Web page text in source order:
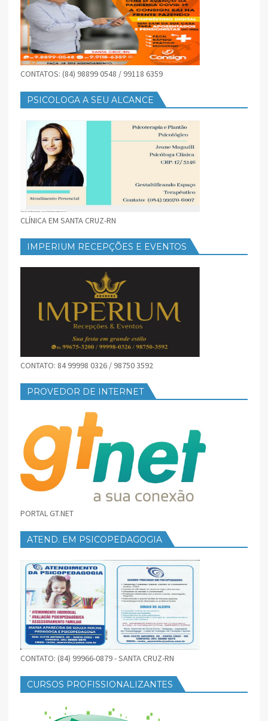
CONTATOS: (84) 98899 0548 / 99118 6359
PSICOLOGA A SEU ALCANCE
CLÍNICA EM SANTA CRUZ-RN
IMPERIUM RECEPÇÕES E EVENTOS
CONTATO: 84 99998 0326 / 98750 3592
PROVEDOR DE INTERNET
PORTAL GT.NET
ATEND. EM PSICOPEDAGOGIA
CONTATO: (84) 99966-0879 - SANTA CRUZ-RN
CURSOS PROFISSIONALIZANTES